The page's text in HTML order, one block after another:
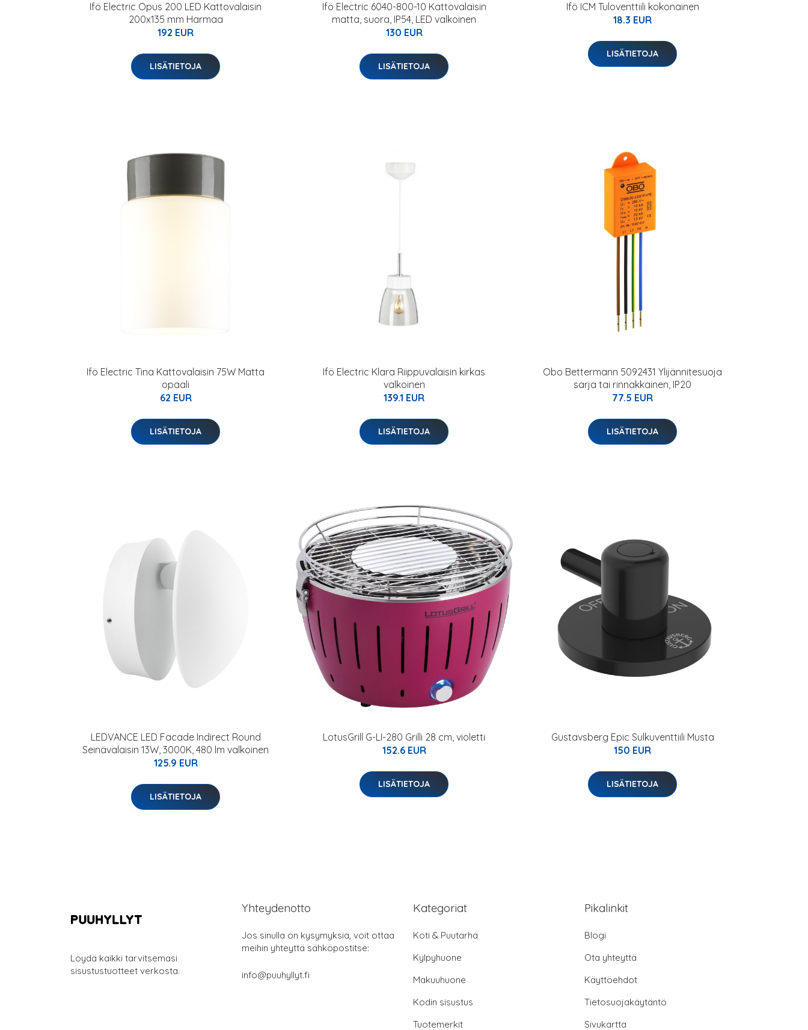
Ifö Electric Opus 200 LED Kattovalaisin
200x135 mm Harmaa
192 EUR
LISÄTIETOJA
Ifö Electric 6040-800-10 Kattovalaisin
matta, suora, IP54, LED valkoinen
130 EUR
LISÄTIETOJA
Ifö ICM Tuloventtiili kokonainen
18.3 EUR
LISÄTIETOJA
Ifö Electric Tina Kattovalaisin 75W Matta
opaali
62 EUR
LISÄTIETOJA
Ifö Electric Klara Riippuvalaisin kirkas
valkoinen
139.1 EUR
LISÄTIETOJA
Obo Bettermann 5092431 Ylijännitesuoja
sarja tai rinnakkainen, IP20
77.5 EUR
LISÄTIETOJA
LEDVANCE LED Facade Indirect Round
Seinävalaisin 13W, 3000K, 480 lm valkoinen
125.9 EUR
LISÄTIETOJA
LotusGrill G-LI-280 Grilli 28 cm, violetti
152.6 EUR
LISÄTIETOJA
Gustavsberg Epic Sulkuventtiili Musta
150 EUR
LISÄTIETOJA
Löydä kaikki tarvitsemasi
sisustustuotteet verkosta.
Yhteydenotto
Jos sinulla on kysymyksiä, voit ottaa
meihin yhteyttä sähköpostitse:
info@puuhyllyt.fi
Kategoriat
Koti & Puutarha
Kylpyhuone
Makuuhuone
Kodin sisustus
Tuotemerkit
Pikalinkit
Blogi
Ota yhteyttä
Käyttöehdot
Tietosuojakäytäntö
Sivukartta